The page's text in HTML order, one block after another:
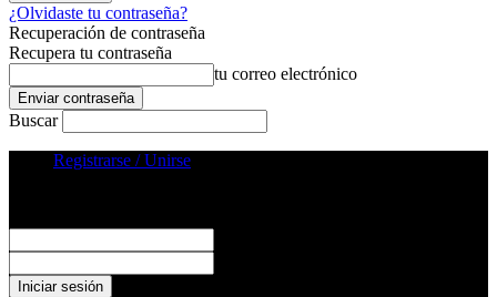
¿Olvidaste tu contraseña?
Recuperación de contraseña
Recupera tu contraseña
tu correo electrónico
Buscar
Registrarse / Unirse